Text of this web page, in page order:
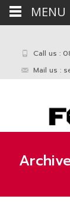
Call us :
Mail us :
MENU